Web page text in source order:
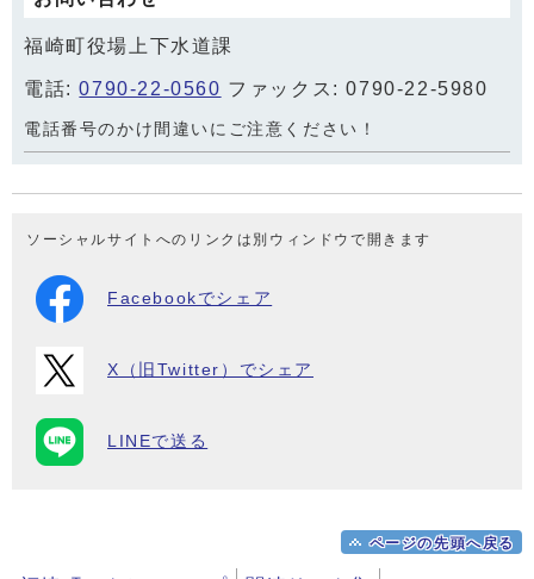
福崎町役場上下水道課
電話:0790-22-0560 ファックス: 0790-22-5980
電話番号のかけ間違いにご注意ください！
ソーシャルサイトへのリンクは別ウィンドウで開きます
Facebookでシェア
X（旧Twitter）でシェア
LINEで送る
ページの先頭へ戻る